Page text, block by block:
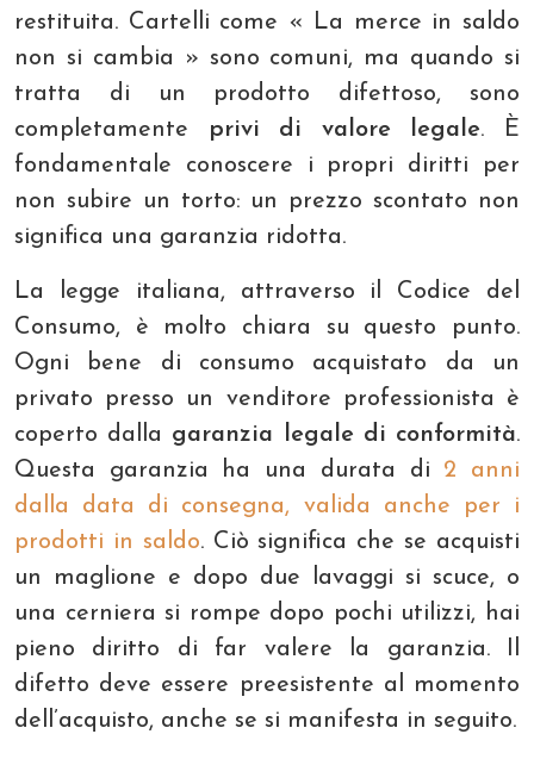
restituita. Cartelli come « La merce in saldo
non si cambia » sono comuni, ma quando si
tratta di un prodotto difettoso, sono
completamente
privi di valore legale. È
fondamentale conoscere i propri diritti per
non subire un torto: un prezzo scontato non
significa una garanzia ridotta.
La legge italiana, attraverso il Codice del
Consumo, è molto chiara su questo punto.
Ogni bene di consumo acquistato da un
privato presso un venditore professionista è
coperto dalla garanzia legale di conformità.
Questa garanzia ha una durata di 2 anni
dalla data di consegna, valida anche per i
prodotti in saldo. Ciò significa che se acquisti
un maglione e dopo due lavaggi si scuce, o
una cerniera si rompe dopo pochi utilizzi, hai
pieno diritto di far valere la garanzia. Il
difetto deve essere preesistente al momento
dell’acquisto, anche se si manifesta in seguito.